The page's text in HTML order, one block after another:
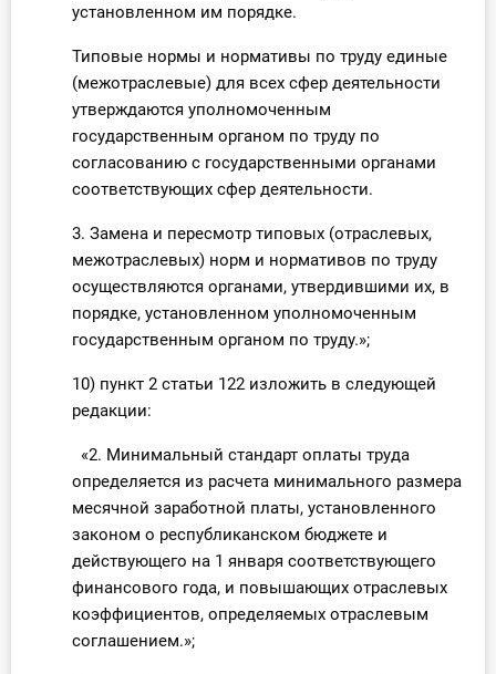
установленном им порядке.
Типовые нормы и нормативы по труду единые
(межотраслевые) для всех сфер деятельности
утверждаются уполномоченным
государственным органом по труду по
согласованию с государственными органами
соответствующих сфер деятельности.
3. Замена и пересмотр типовых (отраслевых,
межотраслевых) норм и нормативов по труду
осуществляются органами, утвердившими их, в
порядке, установленном уполномоченным
государственным органом по труду.»;
10) пункт 2 статьи 122 изложить в следующей
редакции:
«2. Минимальный стандарт оплаты труда
определяется из расчета минимального размера
месячной заработной платы, установленного
законом о республиканском бюджете и
действующего на 1 января соответствующего
финансового года, и повышающих отраслевых
коэффициентов, определяемых отраслевым
соглашением.»;